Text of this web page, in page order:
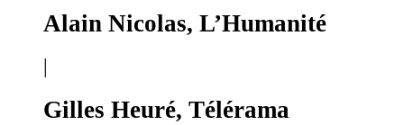
Alain Nicolas, L’Humanité
Gilles Heuré, Télérama